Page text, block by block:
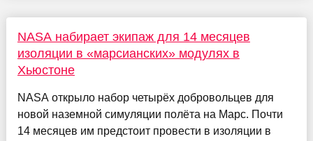
NASA набирает экипаж для 14 месяцев
изоляции в «марсианских» модулях в
Хьюстоне
NASA открыло набор четырёх добровольцев для
новой наземной симуляции полёта на Марс. Почти
14 месяцев им предстоит провести в изоляции в